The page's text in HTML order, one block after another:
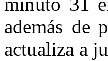
además de
actualiza a